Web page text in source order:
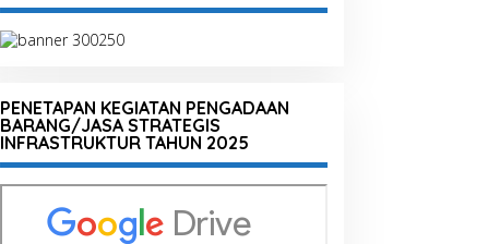
PENETAPAN KEGIATAN PENGADAAN
BARANG/JASA STRATEGIS
INFRASTRUKTUR TAHUN 2025